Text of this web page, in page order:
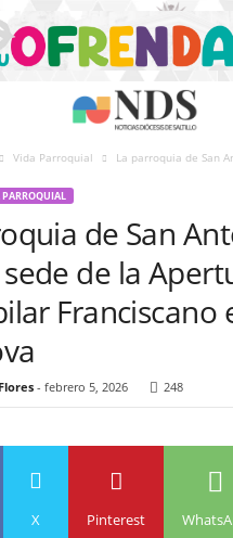
Vida Parroquial
La parroquia de San
de San
de la
Franciscano
- febrero 5, 2026 248
X Pinterest